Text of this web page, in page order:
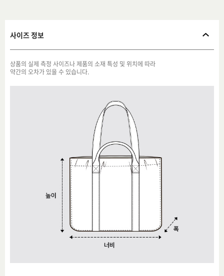
사이즈 정보
상품의 실제 측정 사이즈나 제품의 소재 특성 및 위치에 따라
약간의 오차가 있을 수 있습니다.